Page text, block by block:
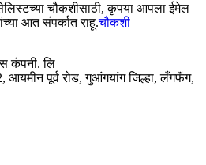
चौकशीसाठी, कृपया आपला ईमेल
आत संपर्कात राहू.चौकशी
कंपनी. लि
आयमीन पूर्व रोड, गुआंगयांग जिल्हा, लँगफॅंग,